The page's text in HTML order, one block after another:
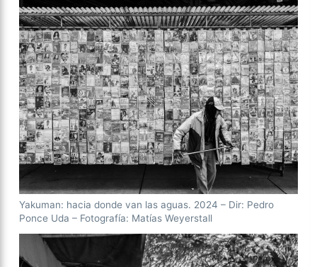
Yakuman: hacia donde van las aguas. 2024 – Dir: Pedro
Ponce Uda – Fotografía: Matías Weyerstall